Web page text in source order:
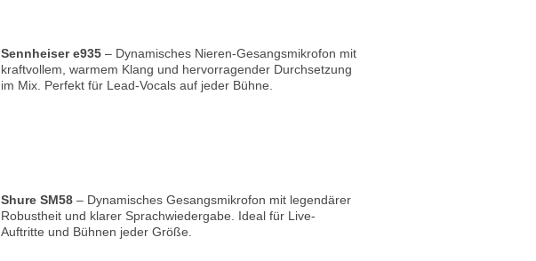
Sennheiser e935– Dynamisches Nieren-Gesangsmikrofon mit
kraftvollem, warmem Klang und hervorragender Durchsetzung
im Mix. Perfekt für Lead-Vocals auf jeder Bühne.
Shure SM58– Dynamisches Gesangsmikrofon mit legendärer
Robustheit und klarer Sprachwiedergabe. Ideal für Live-
Auftritte und Bühnen jeder Größe.